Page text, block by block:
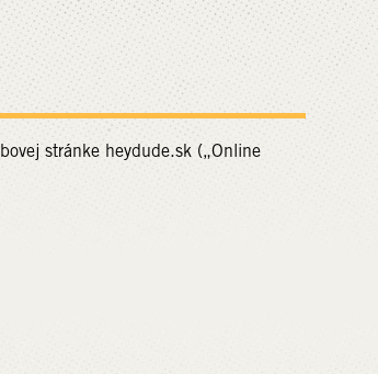
stránke heydude.sk („Online